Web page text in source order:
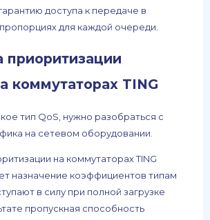
доступа к передаче в
для каждой очереди.
приоритизации
коммутаторах TING
тип QoS, нужно разобраться с
на сетевом оборудовании.
на коммутаторах TING
назначение коэффициентов типам
в силу при полной загрузке
пропускная способность